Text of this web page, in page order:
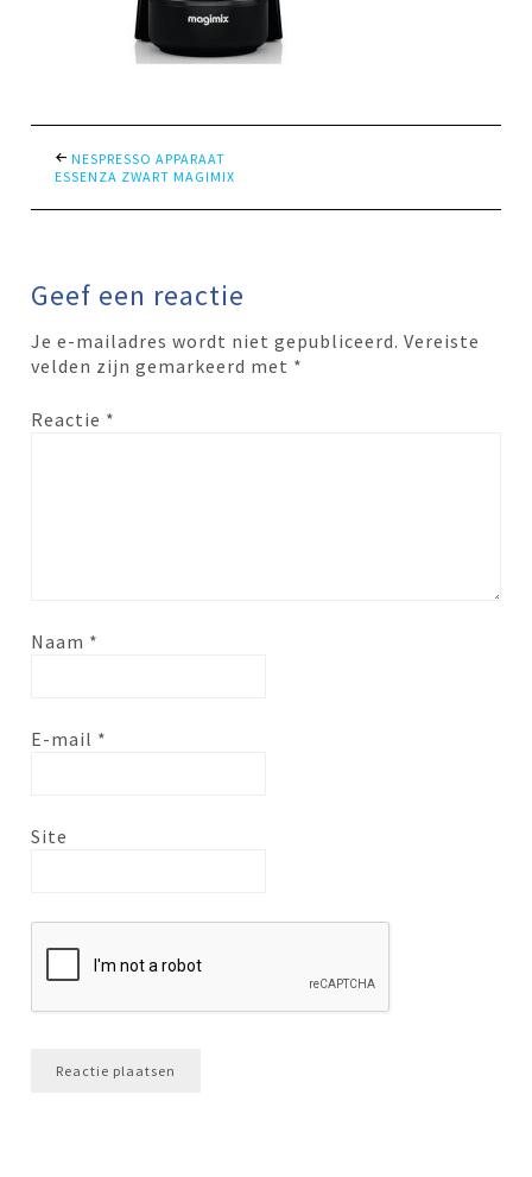
NESPRESSO APPARAAT
ESSENZA ZWART MAGIMIX
Geef een reactie
Je e-mailadres wordt niet gepubliceerd. Vereiste
velden zijn gemarkeerd met *
Reactie *
Naam *
E-mail *
Site